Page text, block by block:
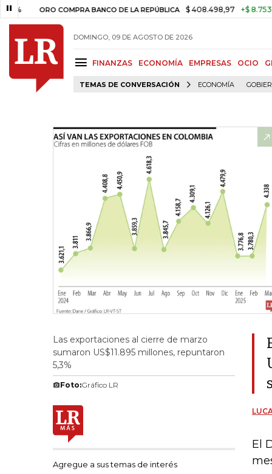
ORO COMPRA BANCO DE LA REPÚBLICA $ 408.498,97 +$ 8.753,81
DOMINGO, 09 DE AGOSTO DE 2026
FINANZAS ECONOMÍA EMPRESAS OCIO
TEMAS DE CONVERSACIÓN ECONOMÍA
Las exportaciones al cierre de marzo
sumaron US$11.895 millones, repuntaron
5,3%
Foto:Gráfico LR
Agregue a sus temas de interés
El